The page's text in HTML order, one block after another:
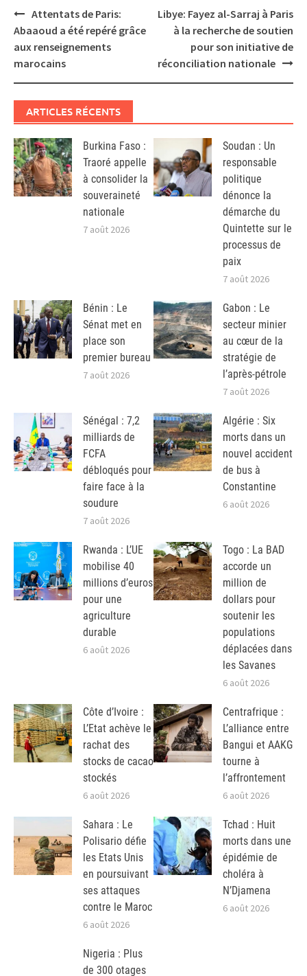
Post
navigation
Attentats de Paris:
Abaaoud a été repéré grâce
aux renseignements
marocains
Libye: Fayez al-Sarraj à Paris
à la recherche de soutien
pour son initiative de
réconciliation nationale
ARTICLES RÉCENTS
Burkina Faso :
Traoré appelle
à consolider la
souveraineté
nationale
7 août 2026
Soudan : Un
responsable
politique
dénonce la
démarche du
Quintette sur le
processus de
paix
7 août 2026
Bénin : Le
Sénat met en
place son
premier bureau
7 août 2026
Gabon : Le
secteur minier
au cœur de la
stratégie de
l’après-pétrole
7 août 2026
Sénégal : 7,2
milliards de
FCFA
débloqués pour
faire face à la
soudure
7 août 2026
Algérie : Six
morts dans un
nouvel accident
de bus à
Constantine
6 août 2026
Rwanda : L’UE
mobilise 40
millions d’euros
pour une
agriculture
durable
6 août 2026
Togo : La BAD
accorde un
million de
dollars pour
soutenir les
populations
déplacées dans
les Savanes
6 août 2026
Côte d’Ivoire :
L’Etat achève le
rachat des
stocks de cacao
stockés
6 août 2026
Centrafrique :
L’alliance entre
Bangui et AAKG
tourne à
l’affrontement
6 août 2026
Sahara : Le
Polisario défie
les Etats Unis
en poursuivant
ses attaques
contre le Maroc
6 août 2026
Tchad : Huit
morts dans une
épidémie de
choléra à
N’Djamena
6 août 2026
Nigeria : Plus
de 300 otages